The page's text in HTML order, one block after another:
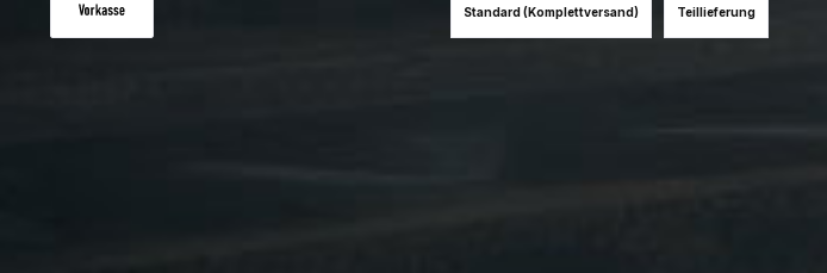
Standard (Komplettversand) Teillieferung